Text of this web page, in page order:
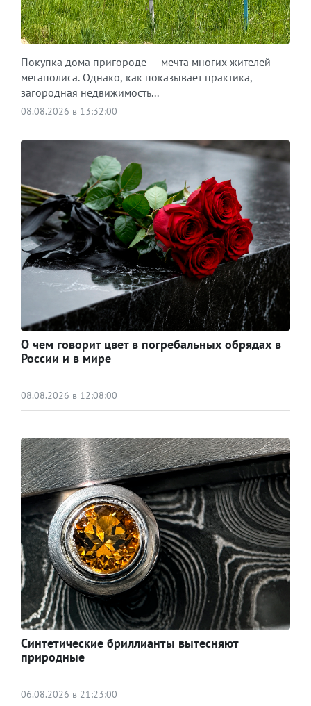
Покупка дома пригороде — мечта многих жителей
мегаполиса. Однако, как показывает практика,
загородная недвижимость...
08.08.2026 в 13:32:00
О чем говорит цвет в погребальных обрядах в
России и в мире
08.08.2026 в 12:08:00
Синтетические бриллианты вытесняют
природные
06.08.2026 в 21:23:00